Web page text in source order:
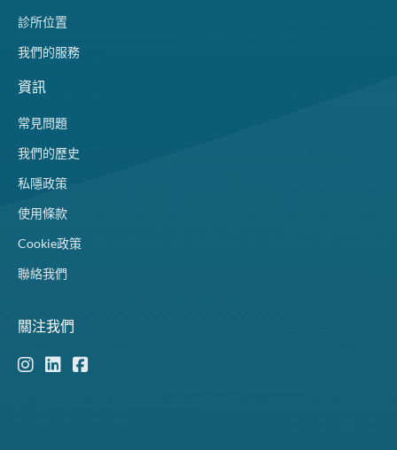
診所位置
我們的服務
資訊
常見問題
我們的歷史
私隱政策
使用條款
Cookie政策
聯絡我們
關注我們